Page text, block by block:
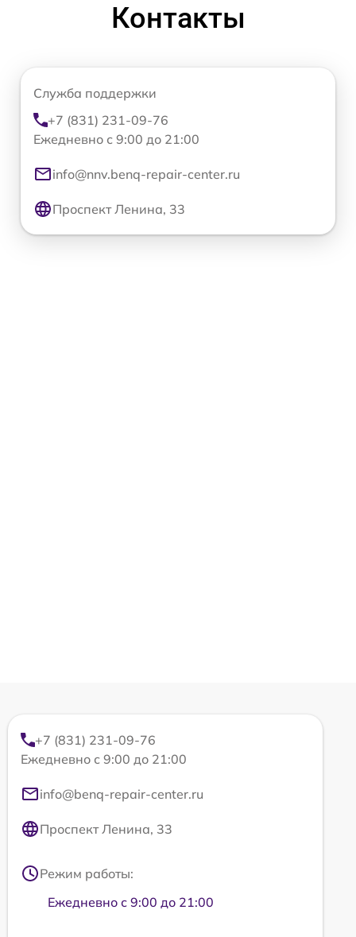
Контакты
Служба поддержки
+7 (831) 231-09-76
Ежедневно с 9:00 до 21:00
info@nnv.benq-repair-center.ru
Проспект Ленина, 33
+7 (831) 231-09-76
Ежедневно с 9:00 до 21:00
info@benq-repair-center.ru
Проспект Ленина, 33
Режим работы:
Ежедневно с 9:00 до 21:00